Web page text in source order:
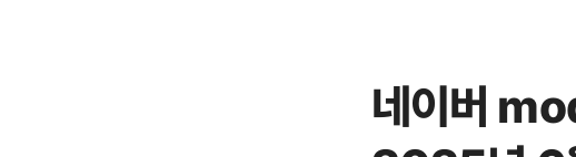
네이버